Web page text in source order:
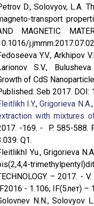
D., Solovyov, L.A.
transport
MAGNETIC
Y.V., Arkhipov
S.V., Bulusheva
of CdS
Seb 2017. DOI:
I.Y.,Grigorieva N.A.,
with mixtures
-169. - P. 585-588.
Q1.
Yu., Grigorieva
– 2017. -
- 1.106; IF(5лет) –
N.N., Solovyov